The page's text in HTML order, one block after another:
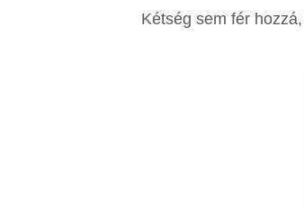
Kétség sem fér